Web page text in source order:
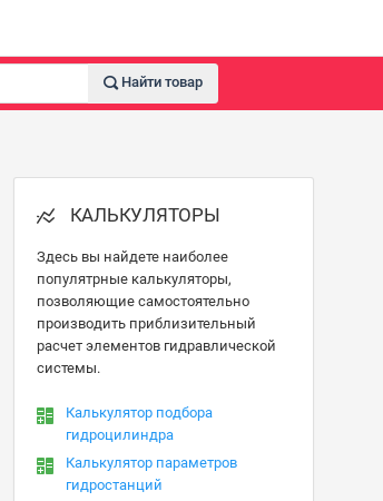
Найти товар
КАЛЬКУЛЯТОРЫ
Здесь вы найдете наиболее
популятрные калькуляторы,
позволяющие самостоятельно
производить приблизительный
расчет элементов гидравлической
системы.
Калькулятор подбора
гидроцилиндра
Калькулятор параметров
гидростанций